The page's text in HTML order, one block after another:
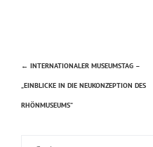
Beitragsnavigation
← INTERNATIONALER MUSEUMSTAG –
„EINBLICKE IN DIE NEUKONZEPTION DES
RHÖNMUSEUMS“